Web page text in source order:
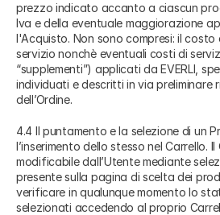
prezzo indicato accanto a ciascun
Iva e della eventuale maggiorazione
l'Acquisto. Non sono compresi: il
servizio nonchè eventuali costi di
“supplementi”) applicati da EVERLI,
individuati e descritti in via preliminare
dell’Ordine.
4.4 Il puntamento e la selezione di un
l’inserimento dello stesso nel Carrello.
modificabile dall’Utente mediante
presente sulla pagina di scelta dei
verificare in qualunque momento lo
selezionati accedendo al proprio